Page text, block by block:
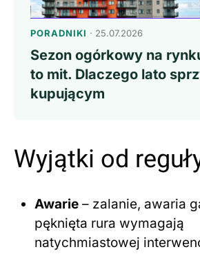
PORADNIKI · 25.07.2026
Sezon ogórkowy na
to mit. Dlaczego lato
kupującym
Wyjątki od
Awarie – zalanie, awaria
pęknięta rura wymagają
natychmiastowej